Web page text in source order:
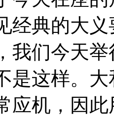
经典的大
我们今天
是这样。
应机，因